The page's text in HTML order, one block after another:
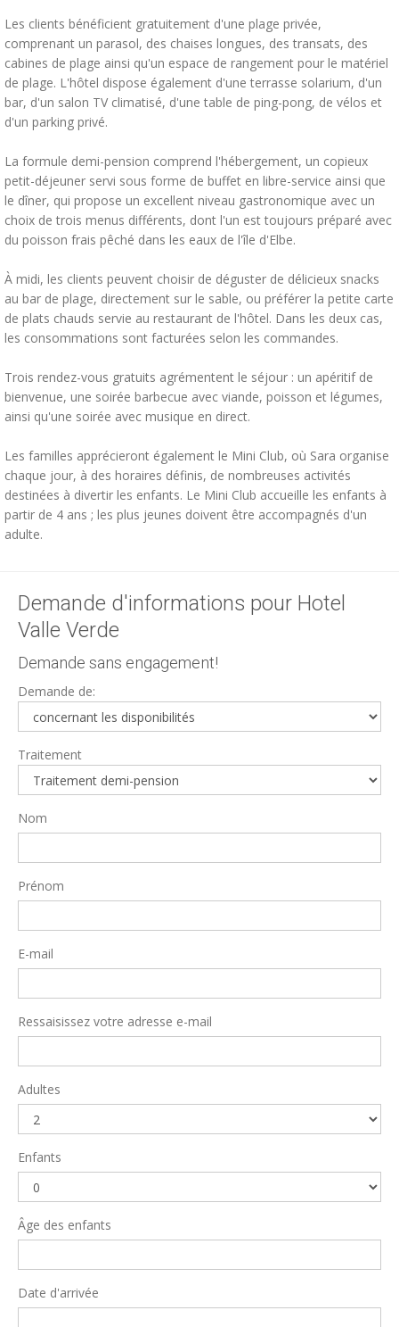
Les clients bénéficient gratuitement d'une plage privée,
comprenant un parasol, des chaises longues, des transats, des
cabines de plage ainsi qu'un espace de rangement pour le matériel
de plage. L'hôtel dispose également d'une terrasse solarium, d'un
bar, d'un salon TV climatisé, d'une table de ping-pong, de vélos et
d'un parking privé.
La formule demi-pension comprend l'hébergement, un copieux
petit-déjeuner servi sous forme de buffet en libre-service ainsi que
le dîner, qui propose un excellent niveau gastronomique avec un
choix de trois menus différents, dont l'un est toujours préparé avec
du poisson frais pêché dans les eaux de l'île d'Elbe.
À midi, les clients peuvent choisir de déguster de délicieux snacks
au bar de plage, directement sur le sable, ou préférer la petite carte
de plats chauds servie au restaurant de l'hôtel. Dans les deux cas,
les consommations sont facturées selon les commandes.
Trois rendez-vous gratuits agrémentent le séjour : un apéritif de
bienvenue, une soirée barbecue avec viande, poisson et légumes,
ainsi qu'une soirée avec musique en direct.
Les familles apprécieront également le Mini Club, où Sara organise
chaque jour, à des horaires définis, de nombreuses activités
destinées à divertir les enfants. Le Mini Club accueille les enfants à
partir de 4 ans ; les plus jeunes doivent être accompagnés d'un
adulte.
Demande d'informations pour Hotel
Valle Verde
Demande sans engagement!
Demande de:
Traitement
Nom
Prénom
E-mail
Ressaisissez votre adresse e-mail
Adultes
Enfants
Âge des enfants
Date d'arrivée